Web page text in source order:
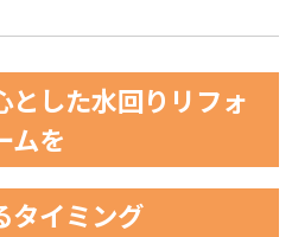
とした水回りリフォ
ムを
タイミング